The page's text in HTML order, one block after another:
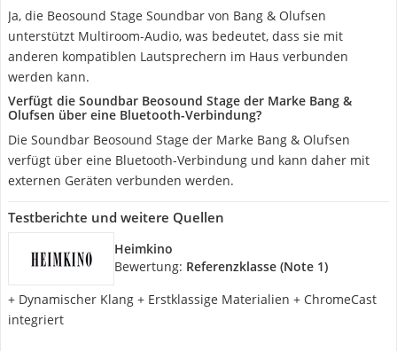
Ja, die Beosound Stage Soundbar von Bang & Olufsen
unterstützt Multiroom-Audio, was bedeutet, dass sie mit
anderen kompatiblen Lautsprechern im Haus verbunden
werden kann.
Verfügt die Soundbar Beosound Stage der Marke Bang &
Olufsen über eine Bluetooth-Verbindung?
Die Soundbar Beosound Stage der Marke Bang & Olufsen
verfügt über eine Bluetooth-Verbindung und kann daher mit
externen Geräten verbunden werden.
Testberichte und weitere Quellen
Heimkino
Bewertung: Referenzklasse (Note 1)
+ Dynamischer Klang + Erstklassige Materialien + ChromeCast
integriert